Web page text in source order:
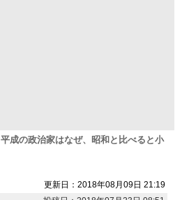
平成の政治家はなぜ、昭和と比べると小
更新日：2018年08月09日 21:19